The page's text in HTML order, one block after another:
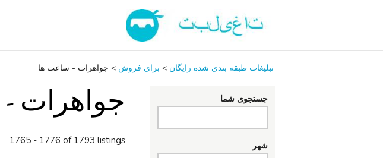
تبلیغات طبقه بندی شده رایگان > برای فروش > جواهرات - ساعت ‌ها
جستجوی شما
شهر
جواهرات
1765 - 1776 of 1793 listings